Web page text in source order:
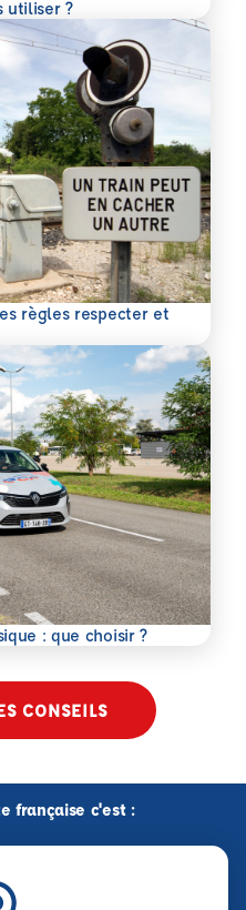
utiliser ?
règles respecter et
: que choisir ?
CONSEILS
française c'est :